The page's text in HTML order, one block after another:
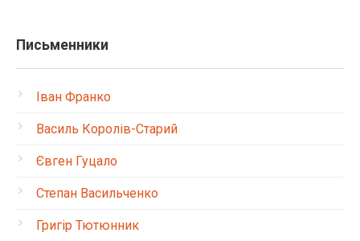
Письменники
Іван Франко
Василь Королів-Старий
Євген Гуцало
Степан Васильченко
Григір Тютюнник